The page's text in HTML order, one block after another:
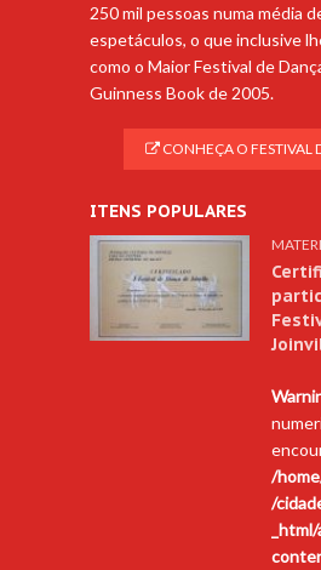
250 mil pessoas numa média
espetáculos, o que inclusive
como o Maior Festival de
Guinness Book de 2005.
CONHEÇA O FESTIVAL
ITENS POPULARES
/
/